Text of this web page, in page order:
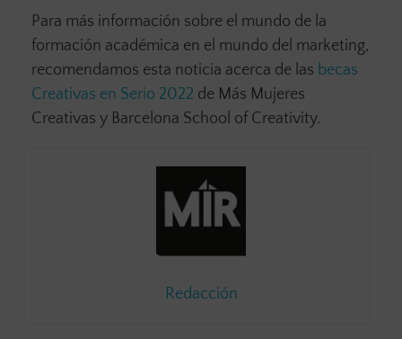
Para más información sobre el mundo de la
formación académica en el mundo del marketing,
recomendamos esta noticia acerca de las becas
Creativas en Serio 2022 de Más Mujeres
Creativas y Barcelona School of Creativity.
Redacción